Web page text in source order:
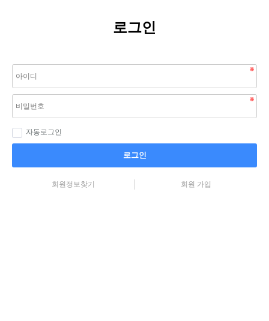
로그인
자동로그인
로그인
회원정보찾기 회원 가입